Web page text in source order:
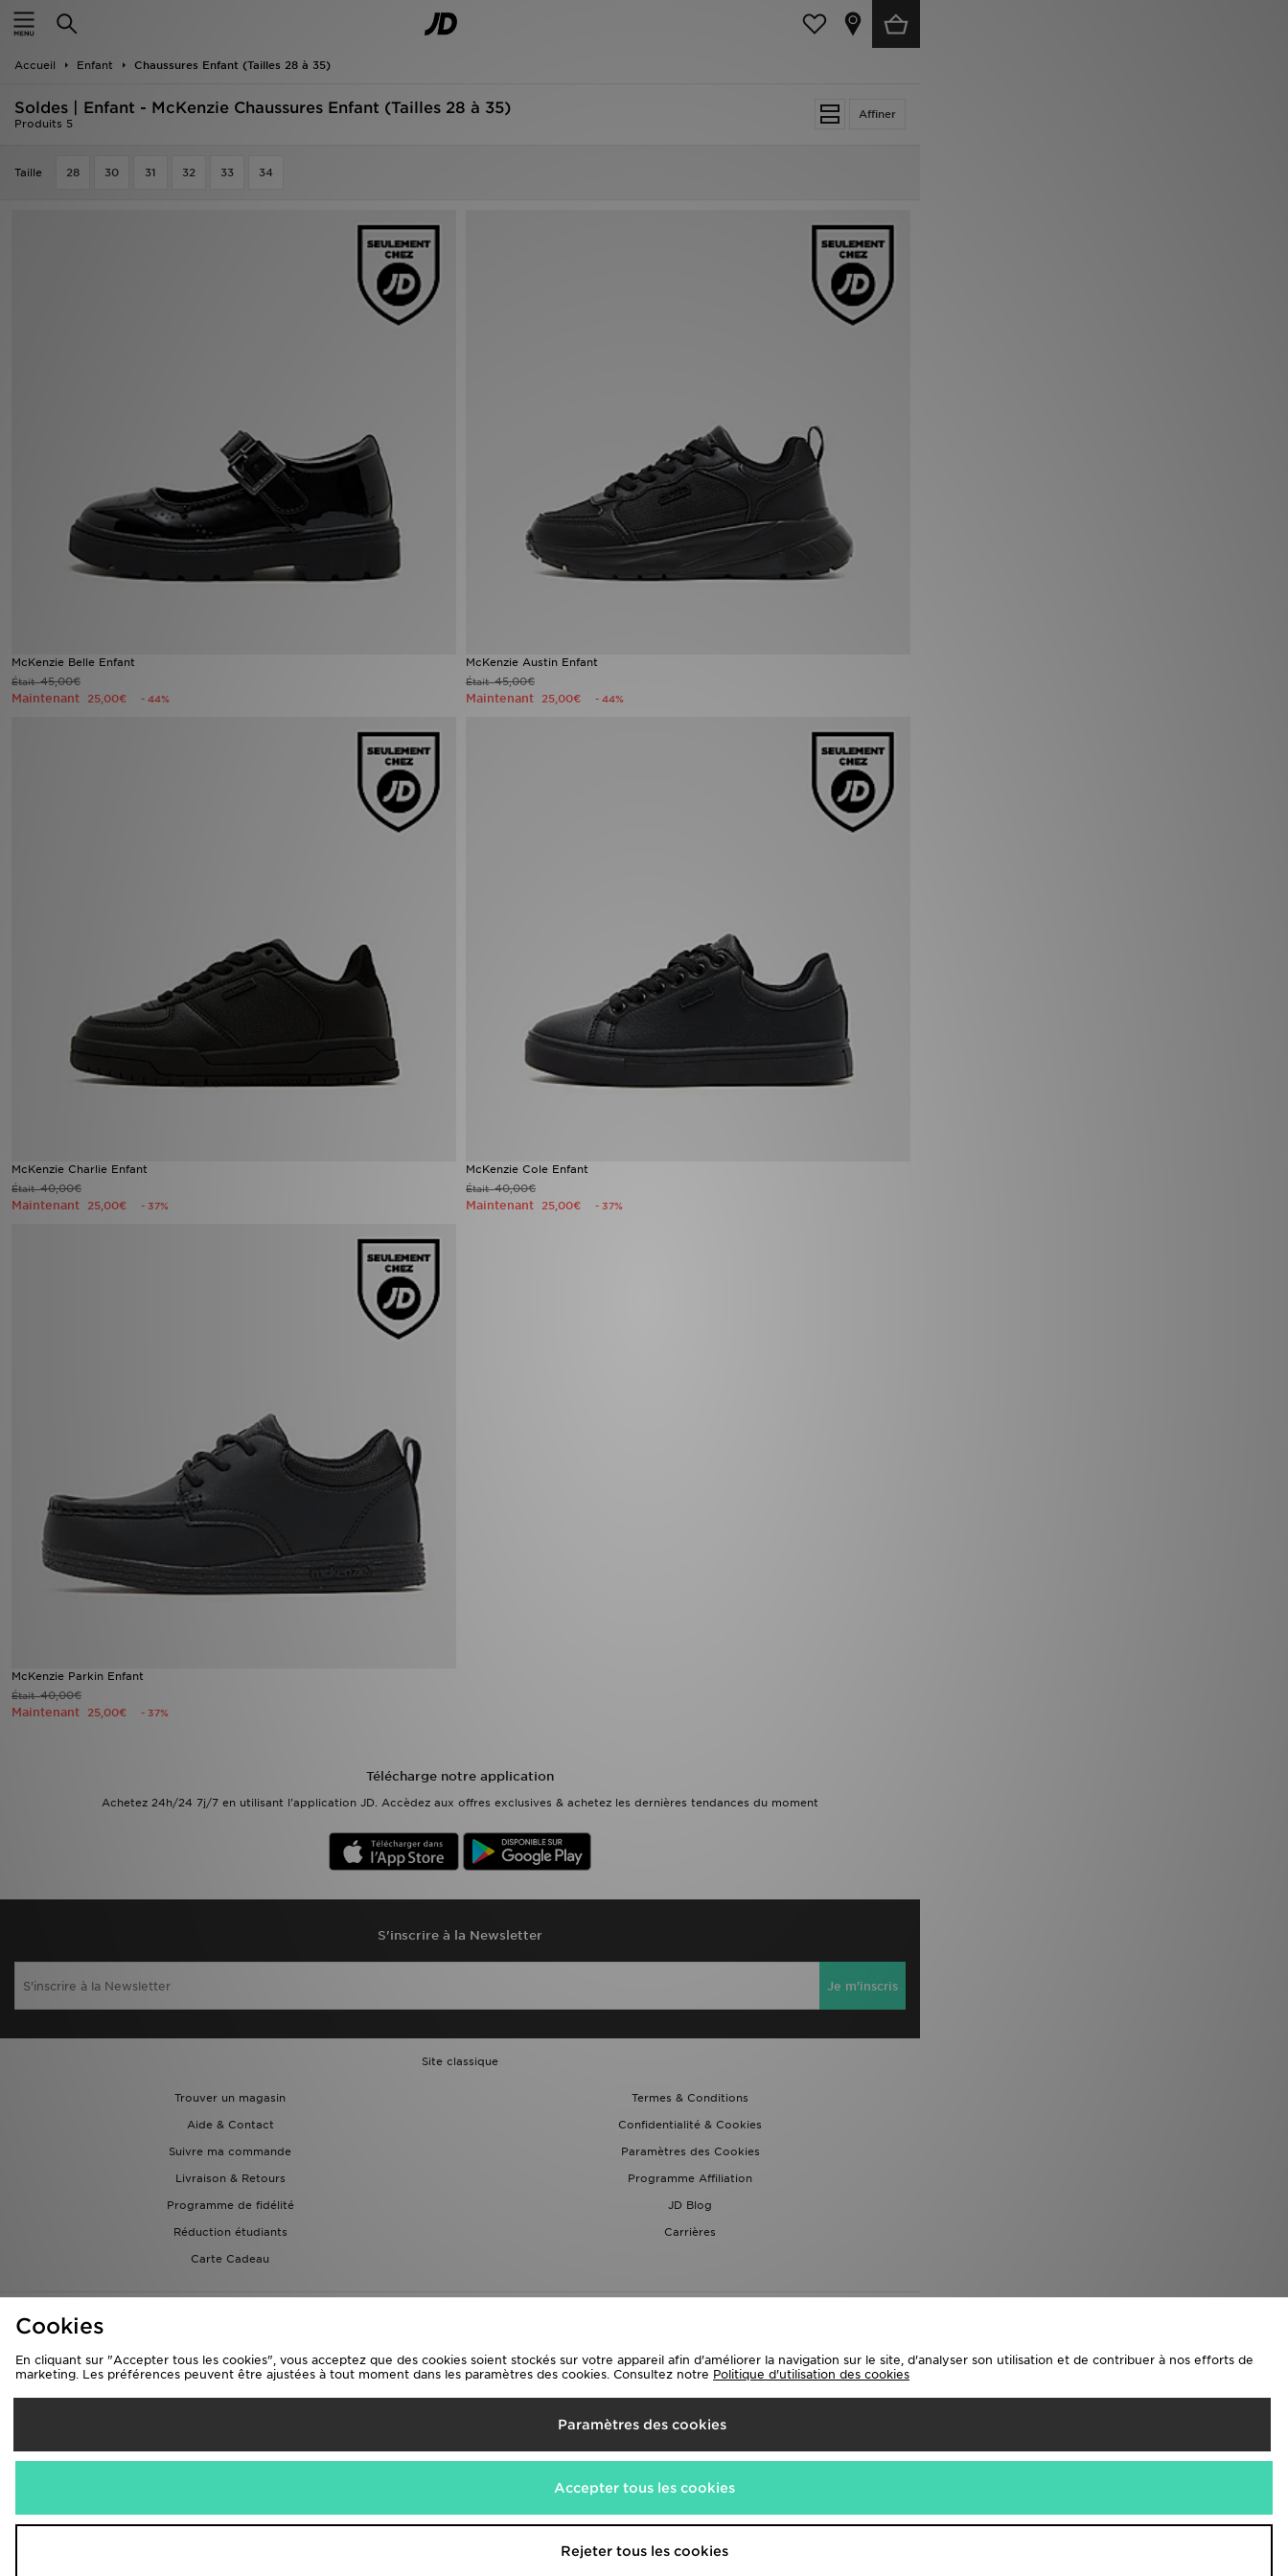
Accueil Enfant Chaussures Enfant (Tailles 28 à 35)
Affiner
Soldes | Enfant - McKenzie Chaussures Enfant (Tailles 28 à 35)
Produits 5
Taille 28 30 31 32 33 34
McKenzie Belle Enfant
Était45,00€
Maintenant 25,00€ - 44%
McKenzie Austin Enfant
Était45,00€
Maintenant 25,00€ - 44%
McKenzie Charlie Enfant
Était40,00€
Maintenant 25,00€ - 37%
McKenzie Cole Enfant
Était40,00€
Maintenant 25,00€ - 37%
McKenzie Parkin Enfant
Était40,00€
Maintenant 25,00€ - 37%
Télécharge notre application
Achetez 24h/24 7j/7 en utilisant l'application JD. Accèdez aux offres exclusives & achetez les dernières tendances du moment
S'inscrire à la Newsletter
Je m'inscris
Site classique
Trouver un magasin
Termes & Conditions
Aide & Contact
Confidentialité & Cookies
Suivre ma commande
Paramètres des Cookies
Livraison & Retours
Programme Affiliation
Programme de fidélité
JD Blog
Réduction étudiants
Carrières
Carte Cadeau
Livraison Vers
Nous acceptons les méthodes de paiement suivantes
www.jdplc.com
Accueil
Homme
Suivre Ma Commande
Service client
Cookies
En cliquant sur "Accepter tous les cookies", vous acceptez que des cookies soient stockés sur votre appareil afin d'améliorer la navigation sur le site, d'analyser son utilisation et de contribuer à nos efforts de
marketing. Les préférences peuvent être ajustées à tout moment dans les paramètres des cookies. Consultez notre Politique d'utilisation des cookies
Paramètres des cookies
Accepter tous les cookies
Rejeter tous les cookies